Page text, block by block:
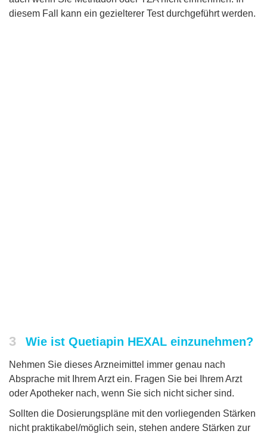
diesem Fall kann ein gezielterer Test durchgeführt werden.
3 Wie ist Quetiapin HEXAL einzunehmen?
Nehmen Sie dieses Arzneimittel immer genau nach
Absprache mit Ihrem Arzt ein. Fragen Sie bei Ihrem Arzt
oder Apotheker nach, wenn Sie sich nicht sicher sind.
Sollten die Dosierungspläne mit den vorliegenden Stärken
nicht praktikabel/möglich sein, stehen andere Stärken zur